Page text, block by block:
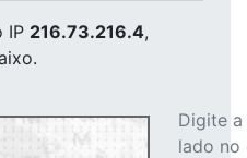
IP 216.73.216.4,
Digite
lado no